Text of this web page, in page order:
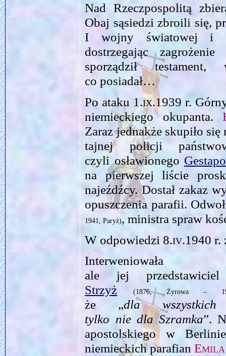
Nad Rzeczpospolitą
Obaj sąsiedzi zbroili się,
I wojny światowej i
dostrzegając
sporządził
co posiadał…
Po ataku 1.ix.1939 r.
niemieckiego okupanta.
Zaraz jednakże skupiło
tajnej policji
czyli osławionego Gestapo
na pierwszej liście
najeźdźcy. Dostał zakaz
opuszczenia parafii.
1941, Paryż), ministra spraw
W odpowiedzi 8.iv.1940 r.
ale jej
Strzyż
(1876, Żyrowa –
że „dla
tylko nie dla Szramka”.
apostolskiego w
niemieckich parafianEmila